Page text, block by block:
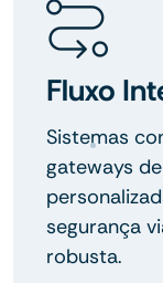
Fluxo
Sistemas
gateways
segurança
robusta.